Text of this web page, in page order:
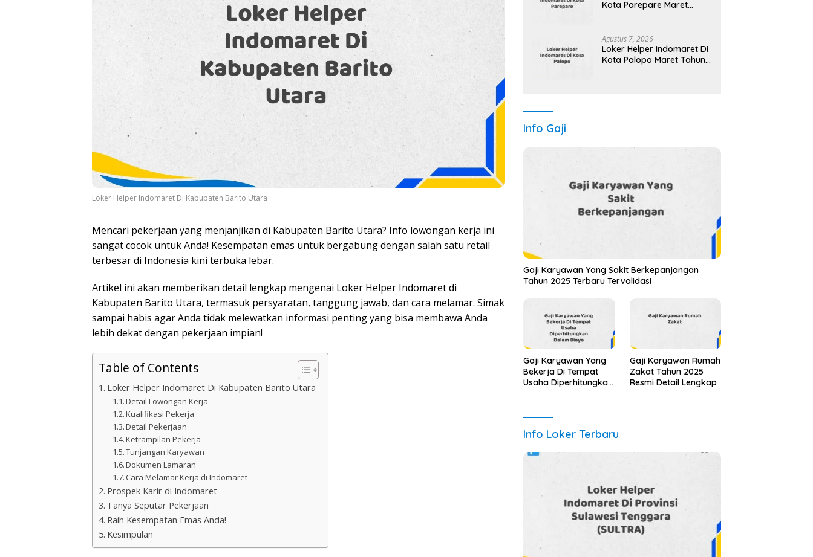
Loker Helper Indomaret Di Kabupaten Barito Utara
Mencari pekerjaan yang menjanjikan di Kabupaten Barito Utara? Info lowongan kerja ini
sangat cocok untuk Anda! Kesempatan emas untuk bergabung dengan salah satu retail
terbesar di Indonesia kini terbuka lebar.
Artikel ini akan memberikan detail lengkap mengenai Loker Helper Indomaret di
Kabupaten Barito Utara, termasuk persyaratan, tanggung jawab, dan cara melamar. Simak
sampai habis agar Anda tidak melewatkan informasi penting yang bisa membawa Anda
lebih dekat dengan pekerjaan impian!
Table of Contents
Loker Helper Indomaret Di Kabupaten Barito Utara
Detail Lowongan Kerja
Kualifikasi Pekerja
Detail Pekerjaan
Ketrampilan Pekerja
Tunjangan Karyawan
Dokumen Lamaran
Cara Melamar Kerja di Indomaret
Prospek Karir di Indomaret
Tanya Seputar Pekerjaan
Raih Kesempatan Emas Anda!
Kesimpulan
Kota Parepare Maret
Agustus 7, 2026
Loker Helper Indomaret Di
Kota Palopo Maret Tahun
Info Gaji
Gaji Karyawan Yang Sakit Berkepanjangan
Tahun 2025 Terbaru Tervalidasi
Gaji Karyawan Yang
Bekerja Di Tempat
Usaha Diperhitungkan
Detail Lengkap
Gaji Karyawan Rumah
Zakat Tahun 2025
Resmi Detail Lengkap
Info Loker Terbaru